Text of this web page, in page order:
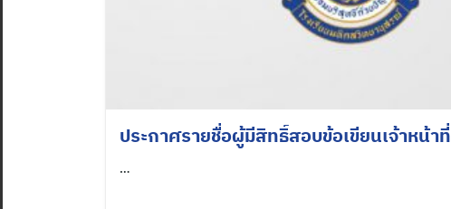
ประกาศรายชื่อผู้มีสิทธิ์สอบข้อเขียนเจ้าหน้าที่
…